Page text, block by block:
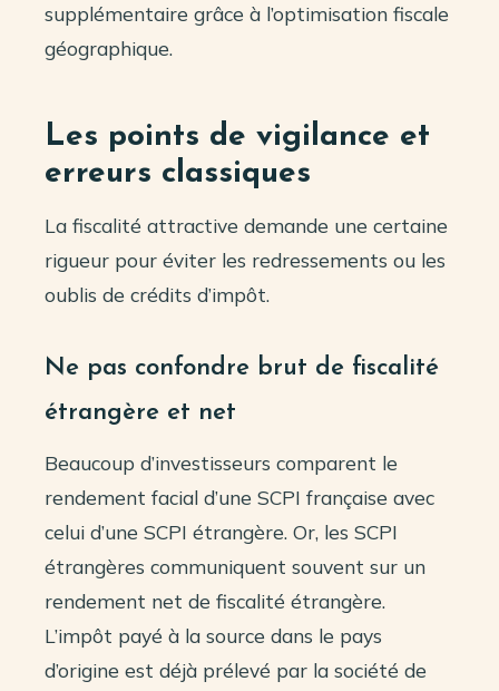
supplémentaire grâce à l’optimisation fiscale
géographique.
Les points de vigilance et
erreurs classiques
La fiscalité attractive demande une certaine
rigueur pour éviter les redressements ou les
oublis de crédits d’impôt.
Ne pas confondre brut de fiscalité
étrangère et net
Beaucoup d’investisseurs comparent le
rendement facial d’une SCPI française avec
celui d’une SCPI étrangère. Or, les SCPI
étrangères communiquent souvent sur un
rendement net de fiscalité étrangère.
L’impôt payé à la source dans le pays
d’origine est déjà prélevé par la société de